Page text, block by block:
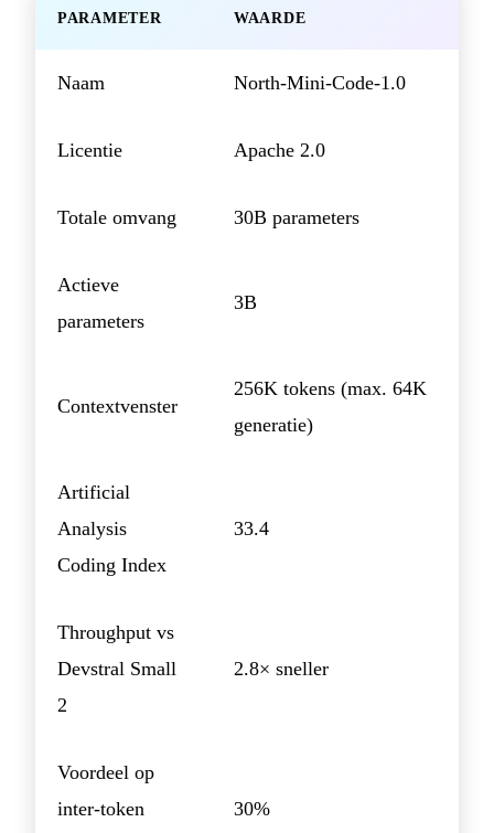
PARAMETER WAARDE
Naam North-Mini-Code-1.0
Licentie Apache 2.0
Totale omvang 30B parameters
Actieve
parameters
3B
Contextvenster
256K tokens (max. 64K
generatie)
Artificial
Analysis
Coding Index
33.4
Throughput vs
Devstral Small
2
2.8× sneller
Voordeel op
inter-token
30%